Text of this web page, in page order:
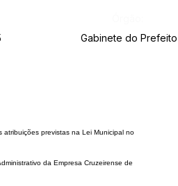
Gabinete do Prefeito
atribuições previstas na Lei Municipal no
da Empresa Cruzeirense de